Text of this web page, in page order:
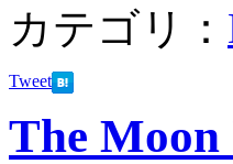
カテゴリ：
Tweet
The